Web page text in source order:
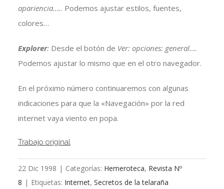
apariencia….. Podemos ajustar estilos, fuentes,
colores…
Explorer: Desde el botón de Ver: opciones: general….
Podemos ajustar lo mismo que en el otro navegador.
En el próximo número continuaremos con algunas
indicaciones para que la «Navegación» por la red
internet vaya viento en popa.
Trabajo original
22 Dic 1998 | Categorías: Hemeroteca, Revista Nº
8 | Etiquetas: Internet, Secretos de la telaraña